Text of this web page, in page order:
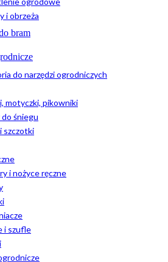
i obrzeża
bram
do narzędzi ogrodniczych
motyczki, pikowniki
śniegu
szczotki
i nożyce ręczne
i szufle